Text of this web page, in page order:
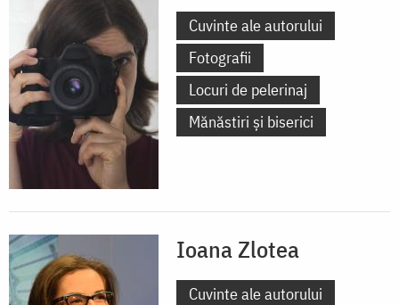
Cuvinte ale autorului
Fotografii
Locuri de pelerinaj
Mănăstiri și biserici
Ioana Zlotea
Cuvinte ale autorului